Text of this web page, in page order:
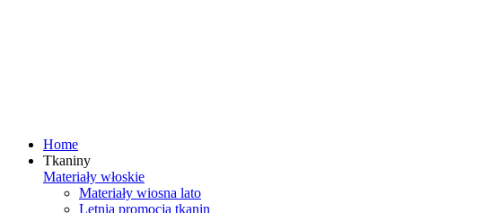
Home
Tkaniny
Materiały włoskie
Materiały wiosna lato
Letnia promocja tkanin